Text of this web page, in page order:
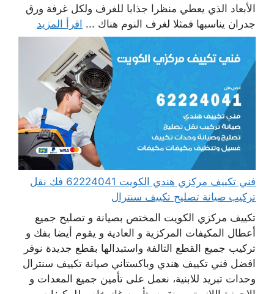
الأبعاد الذي يعطي منظرا جذابا للغرف ولكل غرفة ورق
جدران يناسبها فمثلا لغرف النوم هناك ... اقرأ المزيد
فني تكييف مركزي هندي الكويت 62224041 فك نقل
تركيب صيانة تصليح تكييف سنترال
تكييف مركزي الكويت المختص بصيانة و تصليح جميع
أعطال المكيفات المركزية و العادية و يقوم أيضا بفك و
تركيب جميع القطع التالفة واستبدالها بقطع جديدة نوفر
افضل فني تكييف هندي وباكستاني صيانة تكييف سنترال
وحدات تبريد للابنية، نعمل على تأمين جميع المعدات و